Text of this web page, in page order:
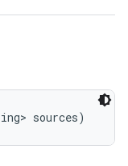
sources)